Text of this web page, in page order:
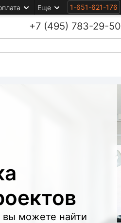
Еще 1-651-621-176
+7 (495) 783-29-50
можете найти